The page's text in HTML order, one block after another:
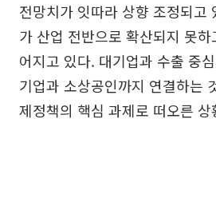
전망치가 잇따라 상향 조정되고
가 산업 전반으로 확산되지 못
어지고 있다. 대기업과 수출 중
기업과 소상공인까지 연결하는
제정책의 핵심 과제로 떠오른 상